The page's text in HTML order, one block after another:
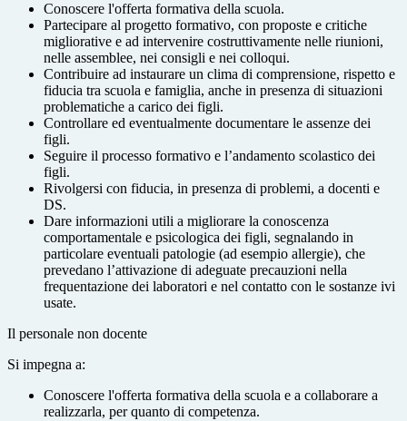
Conoscere l'offerta formativa della scuola.
Partecipare al progetto formativo, con proposte e critiche
migliorative e ad intervenire costruttivamente nelle riunioni,
nelle assemblee, nei consigli e nei colloqui.
Contribuire ad instaurare un clima di comprensione, rispetto e
fiducia tra scuola e famiglia, anche in presenza di situazioni
problematiche a carico dei figli.
Controllare ed eventualmente documentare le assenze dei
figli.
Seguire il processo formativo e l’andamento scolastico dei
figli.
Rivolgersi con fiducia, in presenza di problemi, a docenti e
DS.
Dare informazioni utili a migliorare la conoscenza
comportamentale e psicologica dei figli, segnalando in
particolare eventuali patologie (ad esempio allergie), che
prevedano l’attivazione di adeguate precauzioni nella
frequentazione dei laboratori e nel contatto con le sostanze ivi
usate.
Il personale non docente
Si impegna a:
Conoscere l'offerta formativa della scuola e a collaborare a
realizzarla, per quanto di competenza.